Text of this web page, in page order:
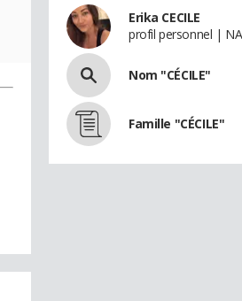
Erika CECILE
profil personnel |
Nom "CÉCILE"
Famille "CÉCILE"